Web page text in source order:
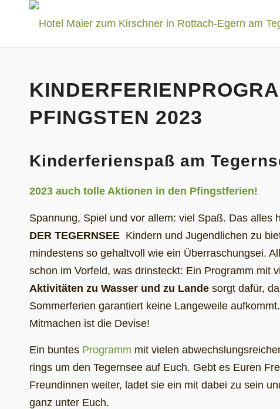
PFINGSTEN 2023
Kinderferienspaß am
2023 auch tolle Aktionen in den Pfingstferien!
Spannung, Spiel und vor allem: viel Spaß. Das alles
DER TEGERNSEE Kindern und Jugendlichen zu
mindestens so gehaltvoll wie ein Überraschungsei.
schon im Vorfeld, was drinsteckt: Ein Programm mit
Aktivitäten zu Wasser und zu Lande sorgt dafür,
Sommerferien garantiert keine Langeweile
Mitmachen ist die Devise!
Ein buntes Programm mit vielen
rings um den Tegernsee auf Euch. Gebt es Euren
Freundinnen weiter, ladet sie ein mit dabei zu sein
ganz unter Euch.